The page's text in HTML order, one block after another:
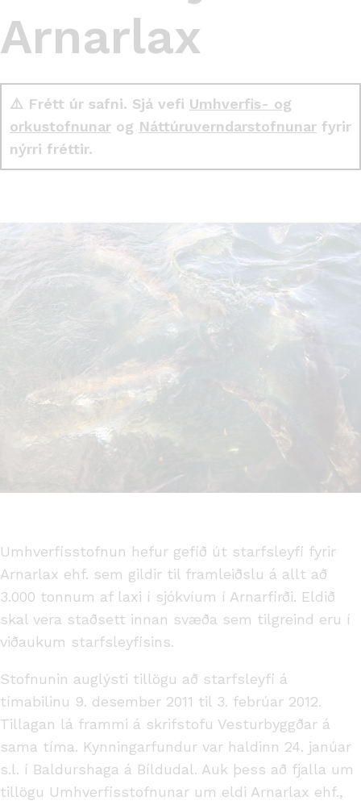
Arnarlax
⚠️ Frétt úr safni. Sjá vefi Umhverfis- og
orkustofnunar og Náttúruverndarstofnunar fyrir
nýrri fréttir.
Umhverfisstofnun hefur gefið út starfsleyfi fyrir
Arnarlax ehf. sem gildir til framleiðslu á allt að
3.000 tonnum af laxi í sjókvíum í Arnarfirði. Eldið
skal vera staðsett innan svæða sem tilgreind eru í
viðaukum starfsleyfisins.
Stofnunin auglýsti tillögu að starfsleyfi á
tímabilinu 9. desember 2011 til 3. febrúar 2012.
Tillagan lá frammi á skrifstofu Vesturbyggðar á
sama tíma. Kynningarfundur var haldinn 24. janúar
s.l. í Baldurshaga á Bíldudal. Auk þess að fjalla um
tillögu Umhverfisstofnunar um eldi Arnarlax ehf.,